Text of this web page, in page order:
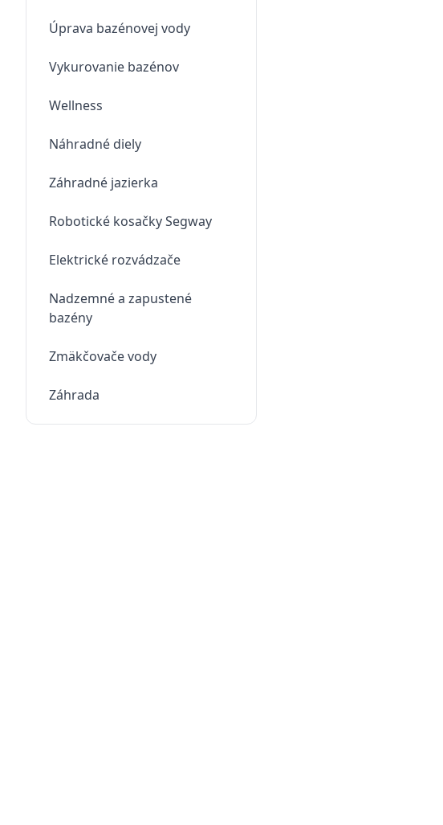
Úprava bazénovej vody
Vykurovanie bazénov
Wellness
Náhradné diely
Záhradné jazierka
Robotické kosačky Segway
Elektrické rozvádzače
Nadzemné a zapustené
bazény
Zmäkčovače vody
Záhrada